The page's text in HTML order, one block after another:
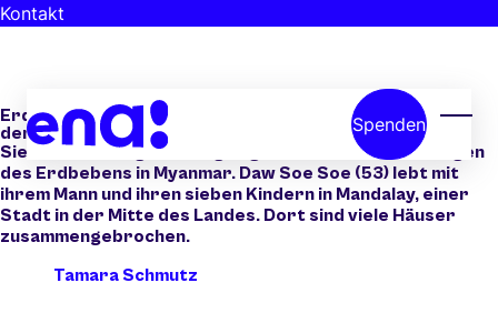
Skip to main content
Kontakt
Spenden
Erdbeben in Myanmar: «Ich habe meine Nachbarn unter
dem Schutt gesehen»
Sie hat es mit eigenen Augen gesehen: die Auswirkungen
des Erdbebens in Myanmar. Daw Soe Soe (53) lebt mit
ihrem Mann und ihren sieben Kindern in Mandalay, einer
Stadt in der Mitte des Landes. Dort sind viele Häuser
zusammengebrochen.
Tamara Schmutz